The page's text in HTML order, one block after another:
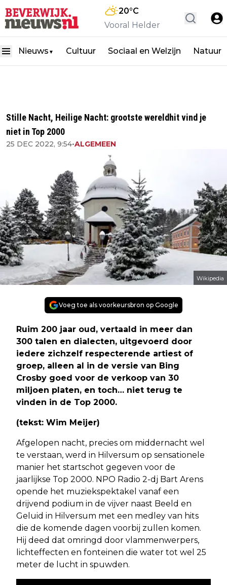
20°C
Vooral Helder
Nieuws ▼ Cultuur Sociaal en Welzijn Natuur
Stille Nacht, Heilige Nacht: grootste wereldhit vind je
niet in Top 2000
25 DEC 2022, 9:54•ALGEMEEN
Wikipedia
Voeg toe als voorkeursbron op Google
Ruim 200 jaar oud, vertaald in meer dan
300 talen en dialecten, uitgevoerd door
iedere zichzelf respecterende artiest of
groep, alleen al in de versie van Bing
Crosby goed voor de verkoop van 30
miljoen platen, en toch… niet terug te
vinden in de Top 2000.
(tekst: Wim Meijer)
Afgelopen nacht, precies om middernacht wel
te verstaan, werd in Hilversum op sensationele
manier het startschot gegeven voor de
jaarlijkse Top 2000. NPO Radio 2-dj Bart Arens
opende het muziekspektakel vanaf een
drijvend podium in de vijver naast Beeld en
Geluid in Hilversum met een medley van hits
die de komende dagen voorbij zullen komen.
Hij deed dat omringd door vlammenwerpers,
lichteffecten en fonteinen die water tot wel 25
meter de lucht in spuwden.